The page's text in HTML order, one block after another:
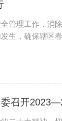
管理工作，消
生，确保辖区